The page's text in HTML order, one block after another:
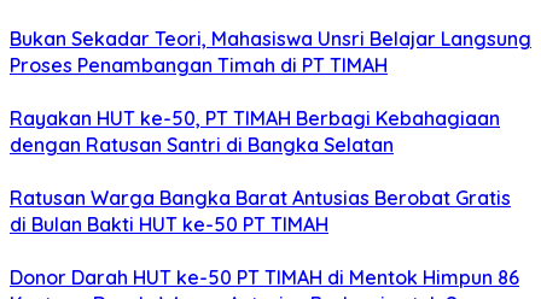
Bukan Sekadar Teori, Mahasiswa Unsri Belajar Langsung
Proses Penambangan Timah di PT TIMAH
Rayakan HUT ke-50, PT TIMAH Berbagi Kebahagiaan
dengan Ratusan Santri di Bangka Selatan
Ratusan Warga Bangka Barat Antusias Berobat Gratis
di Bulan Bakti HUT ke-50 PT TIMAH
Donor Darah HUT ke-50 PT TIMAH di Mentok Himpun 86